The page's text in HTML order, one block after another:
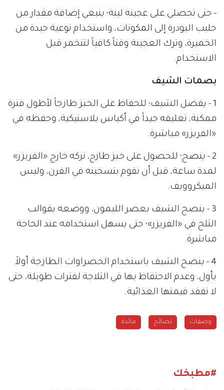
- حتى تحصلي على عجينة لينة؛ ينبغي إضافة مقدار من
حليب البودرة إلى المكونات، واستخدام نوعية جيدة من
الخميرة، وترك العجينة وقتاً كافياً لتتخمر قبل
الاستخدام.
بصمات الشيف
1 - يفضل الشيف؛ للحفاظ على الخبز طازجاً لأطول فترة
ممكنة، تغليفه جيداً في أكياس بلاستيكية، وحفظه في
«الفريزر» مباشرة.
2 - ينصح؛ للحصول على خبز طازج، تركه خارج «الفريزر»
لمدة ساعة، قبل أن نقوم بتسخينه في الفرن، وليس
الميكروويف.
3 - ينصح الشيف بعصر الليمون، ووضعه بقوالب
الثلج في «الفريزر»؛ حتى يسهل استخدامه عند الحاجة
مباشرة.
4 - ينصح الشيف باستخدام الخضراوات الطازجة أولاً
بأول، وعدم الاحتفاظ بها في الثلاجة لفترات طويلة، حتى
لا تفقد قيمتها الغذائية.
وصفات نصائح مائدة
#مطبخك